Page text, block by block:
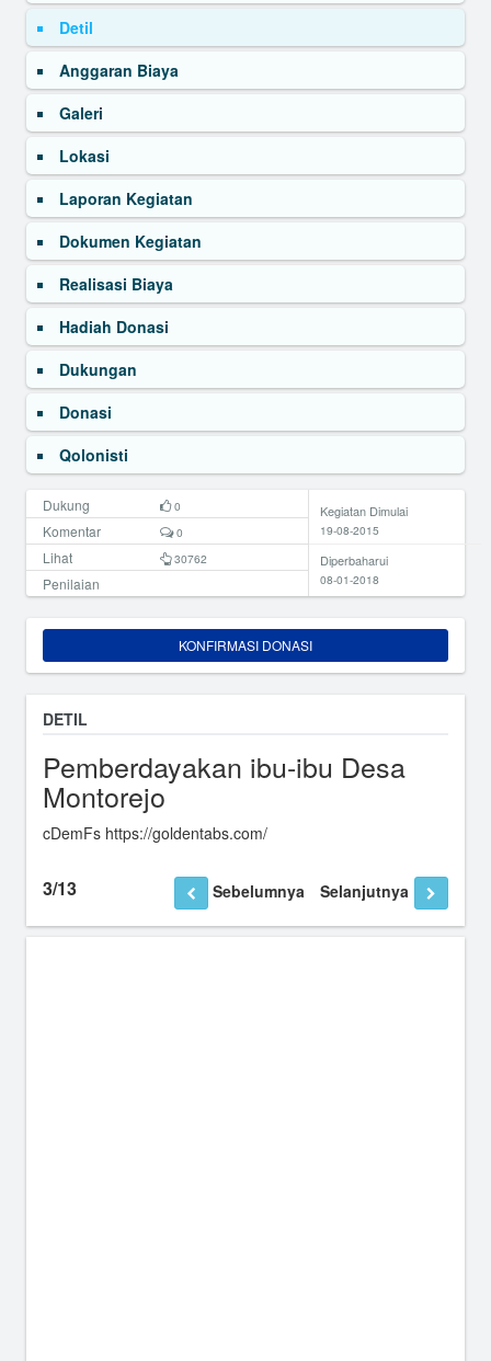
Detil
Anggaran Biaya
Galeri
Lokasi
Laporan Kegiatan
Dokumen Kegiatan
Realisasi Biaya
Hadiah Donasi
Dukungan
Donasi
Qolonisti
Dukung 0
Komentar 0
Lihat 30762
Penilaian
Kegiatan Dimulai
19-08-2015
Diperbaharui
08-01-2018
KONFIRMASI DONASI
DETIL
Pemberdayakan ibu-ibu Desa
Montorejo
cDemFs https://goldentabs.com/
3/13 Sebelumnya Selanjutnya